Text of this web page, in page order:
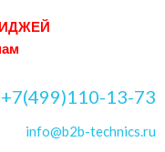
+7(499)110-13-73
info@b2b-technics.ru